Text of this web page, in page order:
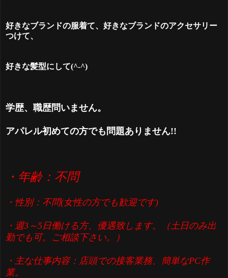
好きなブランドの服着て、好きなブランドのアクセサリー
つけて、
好きな髪型にして(^-^)
学歴、職歴問いません。
アパレル初めての方でも問題ありません!!
・年齢：不問
・性別：不問(女性の方でも歓迎です)
・週3～5日働ける方、優遇致します。（土日のみ出
勤でも可。ご相談下さい。）
・主な仕事内容：店頭での接客業務、簡単なPC作
業。